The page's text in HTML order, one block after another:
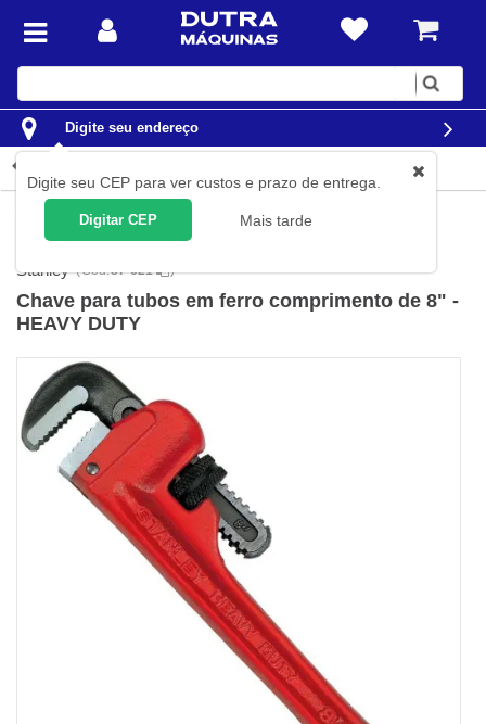
Digite
Digite seu endereço
Digite seu CEP para ver custos e prazo de entrega.
Digitar CEP Mais tarde
Ferramentas Ferramentas Manuais Chaves
Tubos e Grifos
Stanley (Cód.87-621 )
Chave para tubos em ferro comprimento de 8" -
HEAVY DUTY